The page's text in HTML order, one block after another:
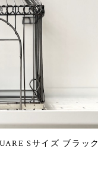
Sサイズ ブラック